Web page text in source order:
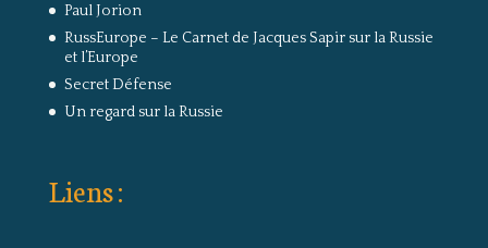
Paul Jorion
RussEurope – Le Carnet de Jacques Sapir sur la Russie
et l’Europe
Secret Défense
Un regard sur la Russie
Liens :